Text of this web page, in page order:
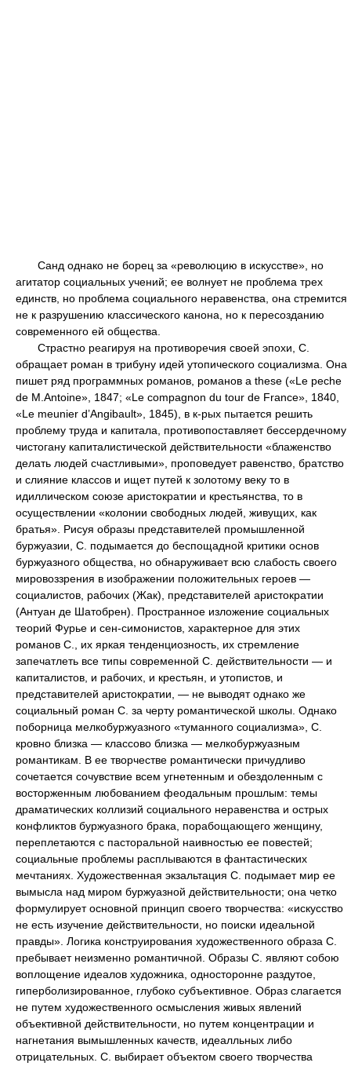
Санд однако не борец за «революцию в искусстве», но
агитатор социальных учений; ее волнует не проблема трех
единств, но проблема социального неравенства, она стремится
не к разрушению классического канона, но к пересозданию
современного ей общества.
Страстно реагируя на противоречия своей эпохи, С.
обращает роман в трибуну идей утопического социализма. Она
пишет ряд программных романов, романов a these («Le peche
de M.Antoine», 1847; «Le compagnon du tour de France», 1840,
«Le meunier d’Angibault», 1845), в к-рых пытается решить
проблему труда и капитала, противопоставляет бессердечному
чистогану капиталистической действительности «блаженство
делать людей счастливыми», проповедует равенство, братство
и слияние классов и ищет путей к золотому веку то в
идиллическом союзе аристократии и крестьянства, то в
осуществлении «колонии свободных людей, живущих, как
братья». Рисуя образы представителей промышленной
буржуазии, С. подымается до беспощадной критики основ
буржуазного общества, но обнаруживает всю слабость своего
мировоззрения в изображении положительных героев —
социалистов, рабочих (Жак), представителей аристократии
(Антуан де Шатобрен). Пространное изложение социальных
теорий Фурье и сен-симонистов, характерное для этих
романов С., их яркая тенденциозность, их стремление
запечатлеть все типы современной С. действительности — и
капиталистов, и рабочих, и крестьян, и утопистов, и
представителей аристократии, — не выводят однако же
социальный роман С. за черту романтической школы. Однако
поборница мелкобуржуазного «туманного социализма», С.
кровно близка — классово близка — мелкобуржуазным
романтикам. В ее творчестве романтически причудливо
сочетается сочувствие всем угнетенным и обездоленным с
восторженным любованием феодальным прошлым: темы
драматических коллизий социального неравенства и острых
конфликтов буржуазного брака, порабощающего женщину,
переплетаются с пасторальной наивностью ее повестей;
социальные проблемы расплываются в фантастических
мечтаниях. Художественная экзальтация С. подымает мир ее
вымысла над миром буржуазной действительности; она четко
формулирует основной принцип своего творчества: «искусство
не есть изучение действительности, но поиски идеальной
правды». Логика конструирования художественного образа С.
пребывает неизменно романтичной. Образы С. являют собою
воплощение идеалов художника, односторонне раздутое,
гиперболизированное, глубоко субъективное. Образ слагается
не путем художественного осмысления живых явлений
объективной действительности, но путем концентрации и
нагнетания вымышленных качеств, идеалльных либо
отрицательных. С. выбирает объектом своего творчества